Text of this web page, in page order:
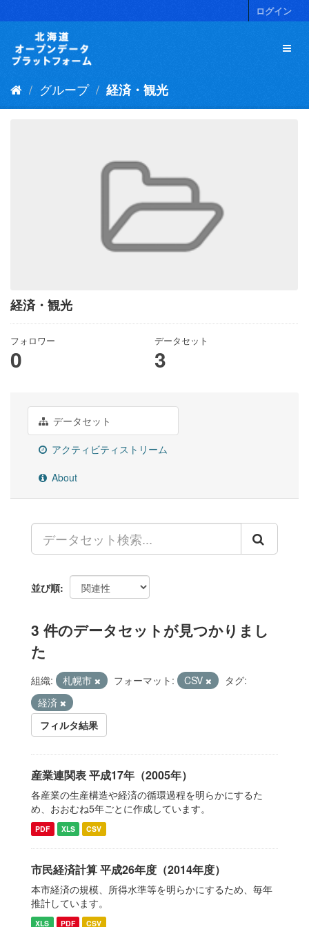
キ
ログイン
グループ 経済・観光
経済・観光
フォロワー
0
データセット
3
データセット
アクティビティストリーム
About
並び順
3 件のデータセットが見つかりまし
た
組織: 札幌市 フォーマット: CSV
タグ:
経済
フィルタ結果
産業連関表 平成17年（2005年）
各産業の生産構造や経済の循環過程を明らかにするた
め、おおむね5年ごとに作成しています。
PDF XLS CSV
市民経済計算 平成26年度（2014年度）
本市経済の規模、所得水準等を明らかにするため、毎年
推計しています。
XLS PDF CSV